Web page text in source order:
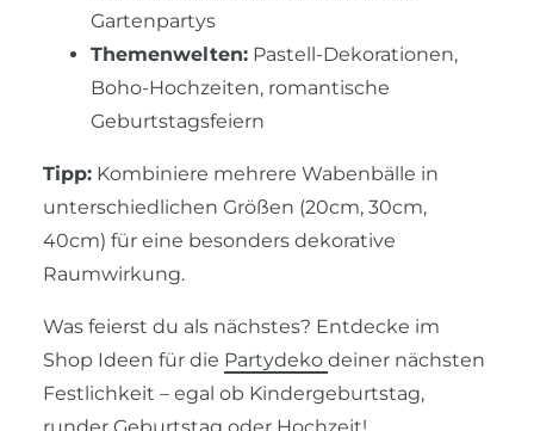
Gartenpartys
Themenwelten: Pastell-Dekorationen,
Boho-Hochzeiten, romantische
Geburtstagsfeiern
Tipp: Kombiniere mehrere Wabenbälle in
unterschiedlichen Größen (20cm, 30cm,
40cm) für eine besonders dekorative
Raumwirkung.
Was feierst du als nächstes? Entdecke im
Shop Ideen für die Partydeko deiner nächsten
Festlichkeit – egal ob Kindergeburtstag,